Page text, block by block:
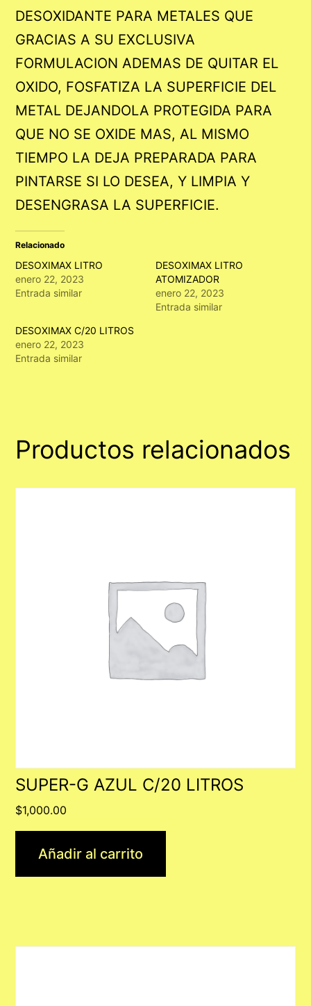
DESOXIDANTE PARA METALES QUE
GRACIAS A SU EXCLUSIVA
FORMULACION ADEMAS DE QUITAR EL
OXIDO, FOSFATIZA LA SUPERFICIE DEL
METAL DEJANDOLA PROTEGIDA PARA
QUE NO SE OXIDE MAS, AL MISMO
TIEMPO LA DEJA PREPARADA PARA
PINTARSE SI LO DESEA, Y LIMPIA Y
DESENGRASA LA SUPERFICIE.
Relacionado
DESOXIMAX LITRO
enero 22, 2023
Entrada similar
DESOXIMAX LITRO
ATOMIZADOR
enero 22, 2023
Entrada similar
DESOXIMAX C/20 LITROS
enero 22, 2023
Entrada similar
Productos relacionados
SUPER-G AZUL C/20 LITROS
$1,000.00
Añadir al carrito